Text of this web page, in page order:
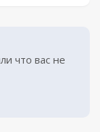
что вас не